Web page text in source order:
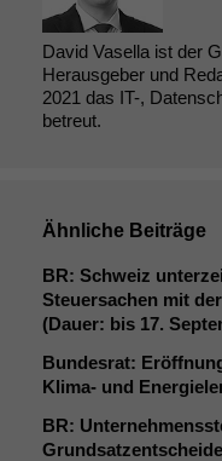
David Vasella ist der
Herausgeber und
2021 das IT-,
betreut.
Ähnliche Beiträge
BR: Schweiz
Steuersachen mit der
(Dauer: bis 17.
Bundesrat:
Klima- und
BR: